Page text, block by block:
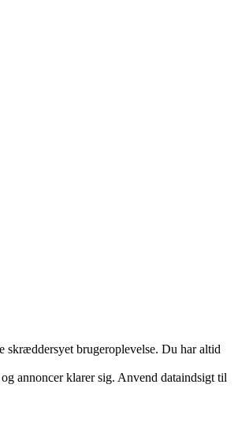
skræddersyet brugeroplevelse. Du har altid
annoncer klarer sig. Anvend dataindsigt til